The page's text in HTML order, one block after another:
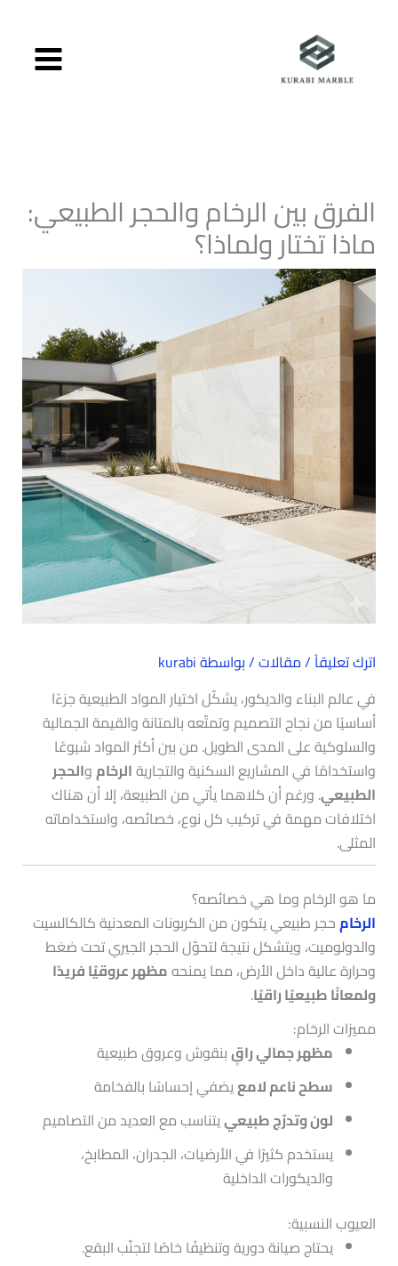
الفرق بين الرخام والحجر الطبيعي:
ماذا تختار ولماذا؟
اترك تعليقاً/مقالات/ بواسطةkurabi
في عالم البناء والديكور، يشكّل اختيار المواد الطبيعية جزءًا
أساسيًا من نجاح التصميم وتمتّعه بالمتانة والقيمة الجمالية
والسلوكية على المدى الطويل. من بين أكثر المواد شيوعًا
واستخدامًا في المشاريع السكنية والتجاريةالرخاموالحجر
الطبيعي. ورغم أن كلاهما يأتي من الطبيعة، إلا أن هناك
اختلافات مهمة في تركيب كل نوع، خصائصه، واستخداماته
المثلى.
ما هو الرخام وما هي خصائصه؟
الرخامحجر طبيعي يتكون من الكربونات المعدنية كالكالسيت
والدولوميت، ويتشكل نتيجة لتحوّل الحجر الجيري تحت ضغط
وحرارة عالية داخل الأرض، مما يمنحهمظهر عروقيًا فريدًا
ولمعانًا طبيعيًا راقيًا.
مميزات الرخام:
مظهر جمالي راقٍبنقوش وعروق طبيعية
سطح ناعم لامعيضفي إحساسًا بالفخامة
لون وتدرّج طبيعييتناسب مع العديد من التصاميم
يستخدم كثيرًا في الأرضيات، الجدران، المطابخ،
والديكورات الداخلية
العيوب النسبية:
يحتاج صيانة دورية وتنظيفًا خاصًا لتجنّب البقع.